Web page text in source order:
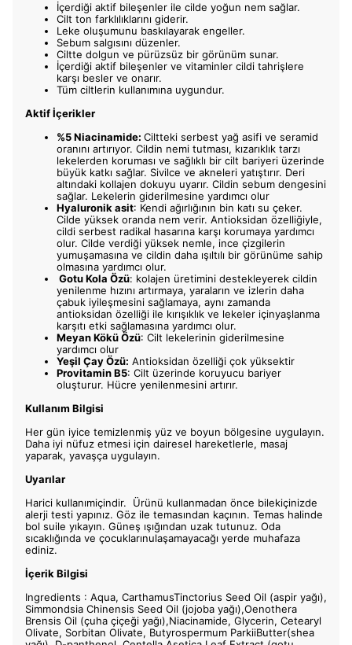
İçerdiği aktif bileşenler ile cilde yoğun nem sağlar.
Cilt ton farklılıklarını giderir.
Leke oluşumunu baskılayarak engeller.
Sebum salgısını düzenler.
Ciltte dolgun ve pürüzsüz bir görünüm sunar.
İçerdiği aktif bileşenler ve vitaminler cildi tahrişlere
karşı besler ve onarır.
Tüm ciltlerin kullanımına uygundur.
Aktif İçerikler
%5 Niacinamide: Ciltteki serbest yağ asifi ve seramid
oranını artırıyor. Cildin nemi tutması, kızarıklık tarzı
lekelerden koruması ve sağlıklı bir cilt bariyeri üzerinde
büyük katkı sağlar. Sivilce ve akneleri yatıştırır. Deri
altındaki kollajen dokuyu uyarır. Cildin sebum dengesini
sağlar. Lekelerin giderilmesine yardımcı olur
Hyaluronik asit: Kendi ağırlığının bin katı su çeker.
Cilde yüksek oranda nem verir. Antioksidan özelliğiyle,
cildi serbest radikal hasarına karşı korumaya yardımcı
olur. Cilde verdiği yüksek nemle, ince çizgilerin
yumuşamasına ve cildin daha ışıltılı bir görünüme sahip
olmasına yardımcı olur.
Gotu Kola Özü: kolajen üretimini destekleyerek cildin
yenilenme hızını artırmaya, yaraların ve izlerin daha
çabuk iyileşmesini sağlamaya, aynı zamanda
antioksidan özelliği ile kırışıklık ve lekeler içinyaşlanma
karşıtı etki sağlamasına yardımcı olur.
Meyan Kökü Özü: Cilt lekelerinin giderilmesine
yardımcı olur
Yeşil Çay Özü: Antioksidan özelliği çok yüksektir
Provitamin B5: Cilt üzerinde koruyucu bariyer
oluşturur. Hücre yenilenmesini artırır.
Kullanım Bilgisi
Her gün iyice temizlenmiş yüz ve boyun bölgesine uygulayın.
Daha iyi nüfuz etmesi için dairesel hareketlerle, masaj
yaparak, yavaşça uygulayın.
Uyarılar
Harici kullanımiçindir. Ürünü kullanmadan önce bilekiçinizde
alerji testi yapınız. Göz ile temasından kaçının. Temas halinde
bol suile yıkayın. Güneş ışığından uzak tutunuz. Oda
sıcaklığında ve çocuklarınulaşamayacağı yerde muhafaza
ediniz.
İçerik Bilgisi
Ingredients : Aqua, CarthamusTinctorius Seed Oil (aspir yağı),
Simmondsia Chinensis Seed Oil (jojoba yağı),Oenothera
Brensis Oil (çuha çiçeği yağı),Niacinamide, Glycerin, Cetearyl
Olivate, Sorbitan Olivate, Butyrospermum ParkiiButter(shea